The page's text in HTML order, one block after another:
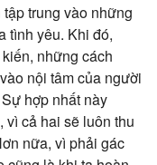
trung vào những
tình yêu. Khi đó,
những cách
nội tâm của người
hợp nhất này
vì cả hai sẽ luôn thu
nữa, vì phải gác